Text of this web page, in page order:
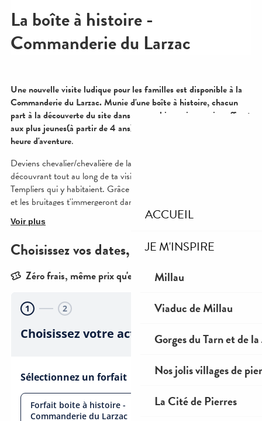
ACCUEIL
JE M'INSPIRE
Millau
Viaduc de Millau
Gorges du Tarn et de
Nos jolis villages de
La Cité de Pierres